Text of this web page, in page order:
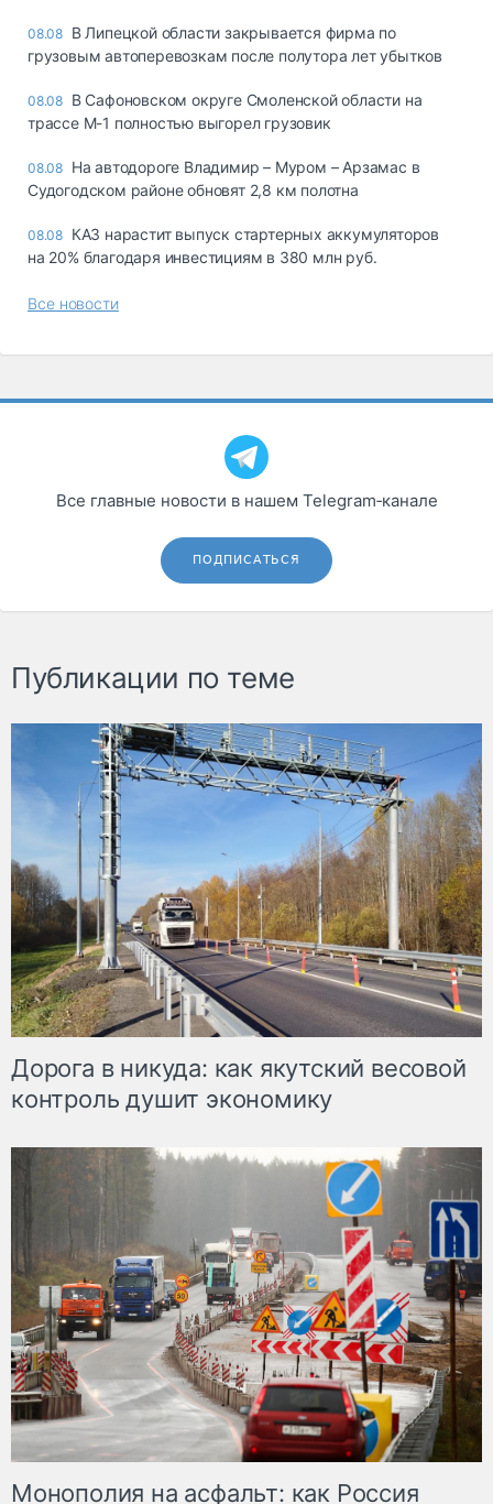
08.08 В Липецкой области закрывается фирма по
грузовым автоперевозкам после полутора лет убытков
08.08 В Сафоновском округе Смоленской области на
трассе М-1 полностью выгорел грузовик
08.08 На автодороге Владимир – Муром – Арзамас в
Судогодском районе обновят 2,8 км полотна
08.08 КАЗ нарастит выпуск стартерных аккумуляторов
на 20% благодаря инвестициям в 380 млн руб.
Все новости
Все главные новости в нашем Telegram‑канале
ПОДПИСАТЬСЯ
Публикации по теме
Дорога в никуда: как якутский весовой
контроль душит экономику
Монополия на асфальт: как Россия